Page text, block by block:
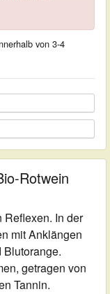
von 3-4
Rotwein
Reflexen. In der
mit Anklängen
getragen von
Tannin.